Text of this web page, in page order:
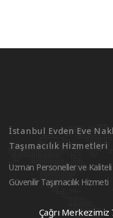
İstanbul Evden Eve
Taşımacılık Hizmetleri
Uzman Personeller ve
Güvenilir Taşımacılık Hizmeti
Çağrı